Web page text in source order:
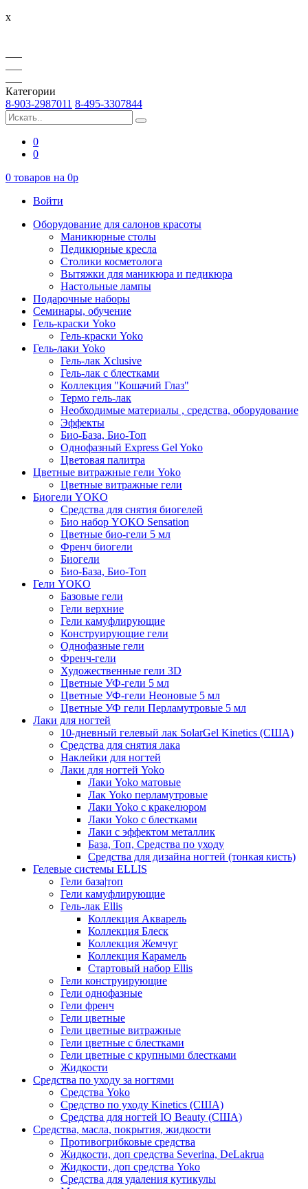
x
Категории
8-903-2987011 8-495-3307844
0
0
0 товаров на 0p
Войти
Оборудование для салонов красоты
Маникюрные столы
Педикюрные кресла
Столики косметолога
Вытяжки для маникюра и педикюра
Настольные лампы
Подарочные наборы
Семинары, обучение
Гель-краски Yoko
Гель-краски Yoko
Гель-лаки Yoko
Гель-лак Xclusive
Гель-лак с блестками
Коллекция "Кошачий Глаз"
Термо гель-лак
Необходимые материалы , средства, оборудование
Эффекты
Био-База, Био-Топ
Однофазный Express Gel Yoko
Цветовая палитра
Цветные витражные гели Yoko
Цветные витражные гели
Биогели YOKO
Средства для снятия биогелей
Био набор YOKO Sensation
Цветные био-гели 5 мл
Френч биогели
Биогели
Био-База, Био-Топ
Гели YOKO
Базовые гели
Гели верхние
Гели камуфлирующие
Конструирующие гели
Однофазные гели
Френч-гели
Художественные гели 3D
Цветные УФ-гели 5 мл
Цветные УФ-гели Неоновые 5 мл
Цветные УФ гели Перламутровые 5 мл
Лаки для ногтей
10-дневный гелевый лак SolarGel Kinetics (США)
Средства для снятия лака
Наклейки для ногтей
Лаки для ногтей Yoko
Лаки Yoko матовые
Лак Yoko перламутровые
Лаки Yoko с кракелюром
Лаки Yoko с блестками
Лаки с эффектом металлик
База, Топ, Средства по уходу
Средства для дизайна ногтей (тонкая кисть)
Гелевые системы ELLIS
Гели база|топ
Гели камуфлирующие
Гель-лак Ellis
Коллекция Акварель
Коллекция Блеск
Коллекция Жемчуг
Коллекция Карамель
Стартовый набор Ellis
Гели конструирующие
Гели однофазные
Гели френч
Гели цветные
Гели цветные витражные
Гели цветные с блестками
Гели цветные с крупными блестками
Жидкости
Средства по уходу за ногтями
Средства Yoko
Средство по уходу Kinetics (США)
Средства для ногтей IQ Beauty (США)
Средства, масла, покрытия, жидкости
Противогрибковые средства
Жидкости, доп средства Severina, DeLakrua
Жидкости, доп средства Yoko
Средства для удаления кутикулы